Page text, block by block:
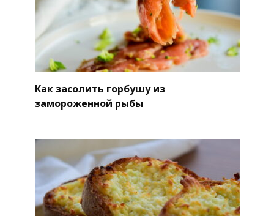
Как засолить горбушу из
замороженной рыбы